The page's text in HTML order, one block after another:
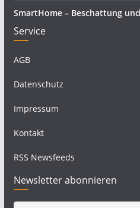
SmartHome – Beschattung
Service
AGB
Datenschutz
Impressum
Kontakt
RSS Newsfeeds
Newsletter abonnieren